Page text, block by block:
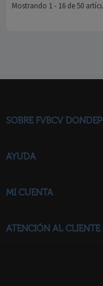
Mostrando 1 - 16 de 50
SOBRE FVBCV
AYUDA
MI CUENTA
ATENCIÓN AL CLIENTE